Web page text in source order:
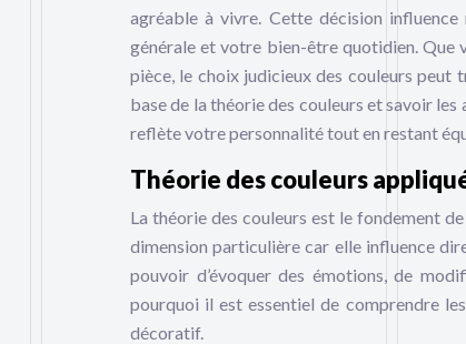
agréable à vivre. Cette décision influence
générale et votre bien-être quotidien. Que
pièce, le choix judicieux des couleurs peut
base de la théorie des couleurs et savoir
reflète votre personnalité tout en restant
Théorie des couleurs
La théorie des couleurs est le fondement
dimension particulière car elle influence
pouvoir d’évoquer des émotions, de
pourquoi il est essentiel de comprendre
décoratif.